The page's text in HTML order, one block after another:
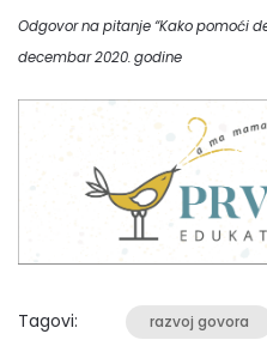
Odgovor na pitanje “Kako pomoći
decembar 2020. godine
Tagovi: razvoj govora